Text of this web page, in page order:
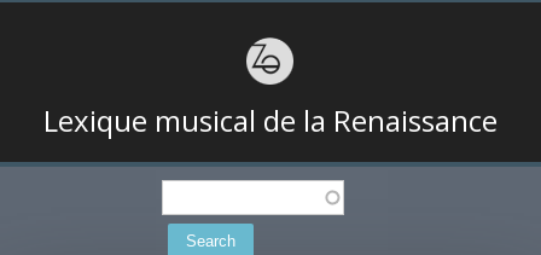
Lexique musical de la Renaissance
Search